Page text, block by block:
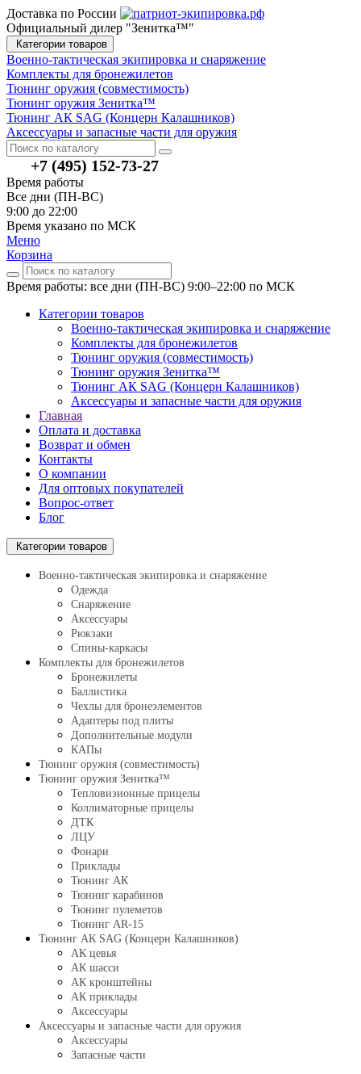
Доставка по России
Официальный дилер "Зенитка™"
Категории товаров
Военно-тактическая экипировка и снаряжение
Комплекты для бронежилетов
Тюнинг оружия (совместимость)
Тюнинг оружия Зенитка™
Тюнинг АК SAG (Концерн Калашников)
Аксессуары и запасные части для оружия
+7 (495) 152-73-27
Время работы
Все дни (ПН-ВС)
9:00 до 22:00
Время указано по МСК
Меню
Корзина
Время работы: все дни (ПН-ВС) 9:00–22:00 по МСК
Категории товаров
Военно-тактическая экипировка и снаряжение
Комплекты для бронежилетов
Тюнинг оружия (совместимость)
Тюнинг оружия Зенитка™
Тюнинг АК SAG (Концерн Калашников)
Аксессуары и запасные части для оружия
Главная
Оплата и доставка
Возврат и обмен
Контакты
О компании
Для оптовых покупателей
Вопрос-ответ
Блог
Категории товаров
Военно-тактическая экипировка и снаряжение
Одежда
Снаряжение
Аксессуары
Рюкзаки
Спины-каркасы
Комплекты для бронежилетов
Бронежилеты
Баллистика
Чехлы для бронеэлементов
Адаптеры под плиты
Дополнительные модули
КАПы
Тюнинг оружия (совместимость)
Тюнинг оружия Зенитка™
Тепловизионные прицелы
Коллиматорные прицелы
ДТК
ЛЦУ
Фонари
Приклады
Тюнинг АК
Тюнинг карабинов
Тюнинг пулеметов
Тюнинг AR-15
Тюнинг АК SAG (Концерн Калашников)
АК цевья
АК шасси
АК кронштейны
АК приклады
Аксессуары
Аксессуары и запасные части для оружия
Аксессуары
Запасные части